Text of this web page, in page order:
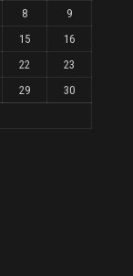
8
9
15
16
22
23
29
30